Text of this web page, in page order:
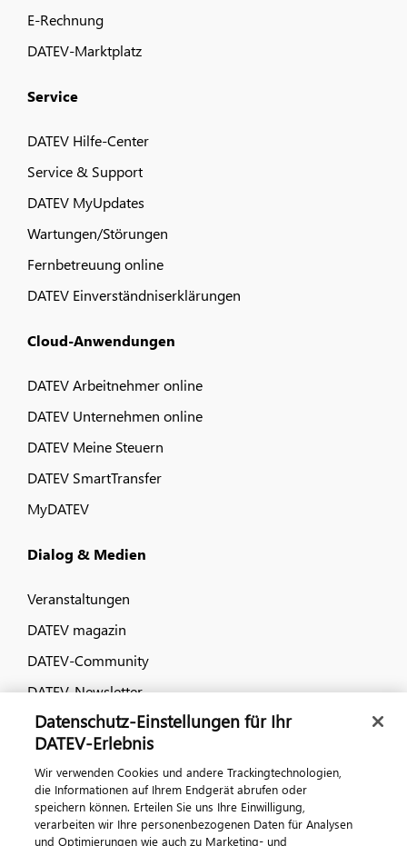
E-Rechnung
DATEV-Marktplatz
Service
DATEV Hilfe-Center
Service & Support
DATEV MyUpdates
Wartungen/Störungen
Fernbetreuung online
DATEV Einverständniserklärungen
Cloud-Anwendungen
DATEV Arbeitnehmer online
DATEV Unternehmen online
DATEV Meine Steuern
DATEV SmartTransfer
MyDATEV
Dialog & Medien
Veranstaltungen
DATEV magazin
DATEV-Community
DATEV-Newsletter
Kontaktieren Sie uns
Datenschutz-Einstellungen für Ihr
DATEV-Erlebnis
Wir verwenden Cookies und andere Trackingtechnologien,
die Informationen auf Ihrem Endgerät abrufen oder
speichern können. Erteilen Sie uns Ihre Einwilligung,
verarbeiten wir Ihre personenbezogenen Daten für Analysen
und Optimierungen wie auch zu Marketing- und